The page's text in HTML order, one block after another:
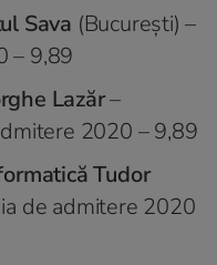
Sava (București) –
– 9,89
Lazăr–
2020 – 9,89
Tudor
de admitere 2020